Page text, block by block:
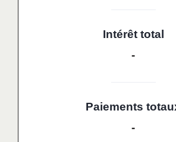
Intérêt total
-
Paiements
-